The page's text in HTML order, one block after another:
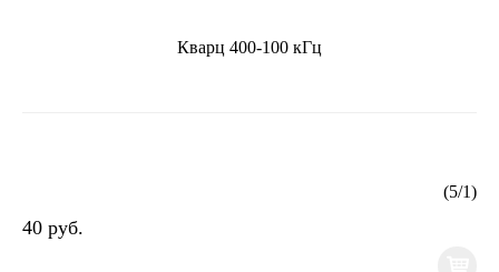
Кварц 400-100 кГц
(5/1)
40 руб.